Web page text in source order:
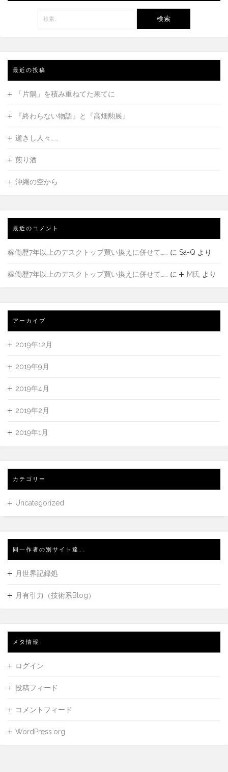
最近の投稿
「片隅」を積み重ねてた果てに
『終わらない物語』と『高畑勲展』
逝きし人々……
煎り酒
沖縄の空から
最近のコメント
稼働歴7年以上のデスクトップ買い換えに併せて…… に Sa-Q より
稼働歴7年以上のデスクトップ買い換えに併せて…… に M氏 より
アーカイブ
2019年12月
2019年9月
2019年4月
2019年2月
2019年1月
カテゴリー
Uncategorized
同一作者の別サイト達……
月世界記録処
月有引力（技術系Blog）
メタ情報
ログイン
投稿フィード
コメントフィード
WordPress.org